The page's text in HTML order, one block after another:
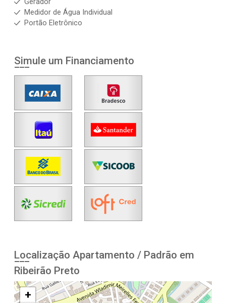
Gerador
Medidor de Água Individual
Portão Eletrônico
Simule um Financiamento
Localização Apartamento / Padrão em
Ribeirão Preto
+